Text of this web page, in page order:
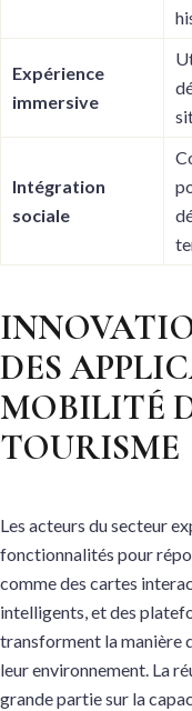
Expérience
immersive
Intégration
sociale
DES
MOBILITÉ
TOURISME
Les acteurs du secteur
fonctionnalités pour
comme des cartes
intelligents, et des
transforment la manière
leur environnement. La
grande partie sur la